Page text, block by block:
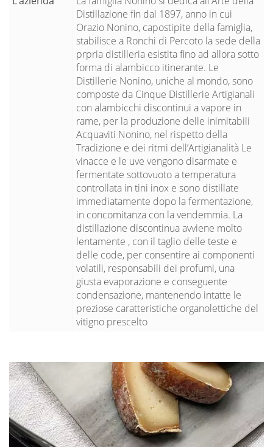
Distillazione fin dal 1897, anno in cui
Orazio Nonino, capostipite della famiglia,
stabilisce a Ronchi di Percoto la sede della
prpria distilleria esistita fino ad allora sotto
forma di alambicco itinerante. Le
Distillerie Nonino, uniche al mondo, sono
composte da Cinque Distillerie Artigianali
con alambicchi discontinui a vapore in
rame, per la produzione delle inimitabili
Acquaviti Nonino, nel rispetto della
Tradizione e dei ritmi dell’Artigianalità Le
vinacce e le uve vengono disarmate e
fermentate sottovuoto a temperatura
controllata in tini inox e sono distillate
immediatamente dopo la fermentazione,
in concomitanza con la vendemmia. La
distillazione discontinua avviene molto
lentamente , con il taglio delle teste e
delle code, per consentire ai componenti
volatili, responsabili dei profumi, una
giusta evaporazione e conseguente
condensazione, mantenendo intatte le
preziose caratteristiche organolettiche del
vitigno prescelto